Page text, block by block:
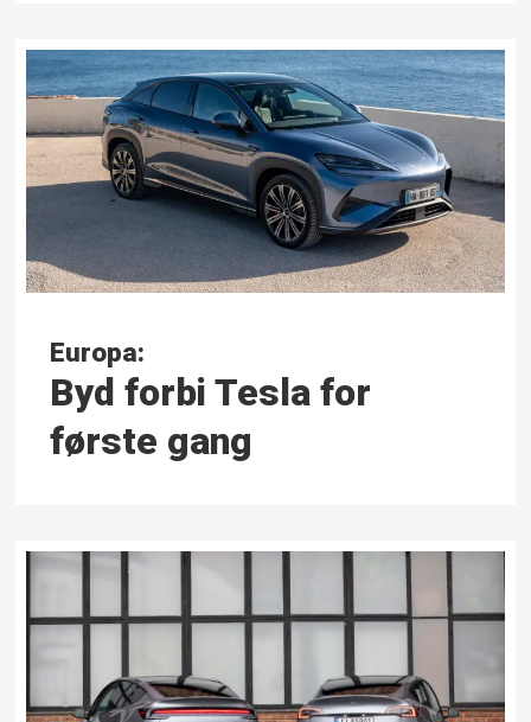
Europa:
Byd forbi Tesla for
første gang